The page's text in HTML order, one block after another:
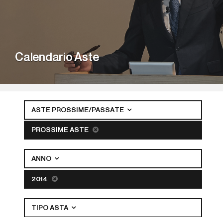
Calendario Aste
ASTE PROSSIME/PASSATE
PROSSIME ASTE
ANNO
2014
TIPO ASTA